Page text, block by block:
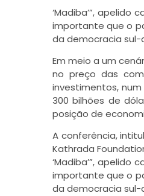
‘Madiba’”,
importante que o
da democracia sul-
Em meio a um
no preço das
investimentos,
300 bilhões de
posição de
A conferência,
Kathrada
‘Madiba’”,
importante que o
da democracia sul-